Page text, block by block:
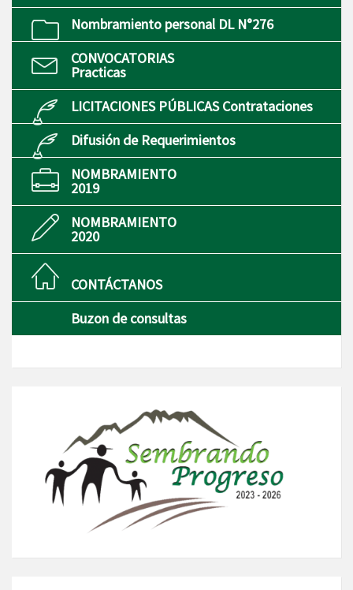
Nombramiento personal DL N°276
CONVOCATORIAS
Practicas
LICITACIONES PÚBLICAS Contrataciones
Difusión de Requerimientos
NOMBRAMIENTO
2019
NOMBRAMIENTO
2020
CONTÁCTANOS
Buzon de consultas